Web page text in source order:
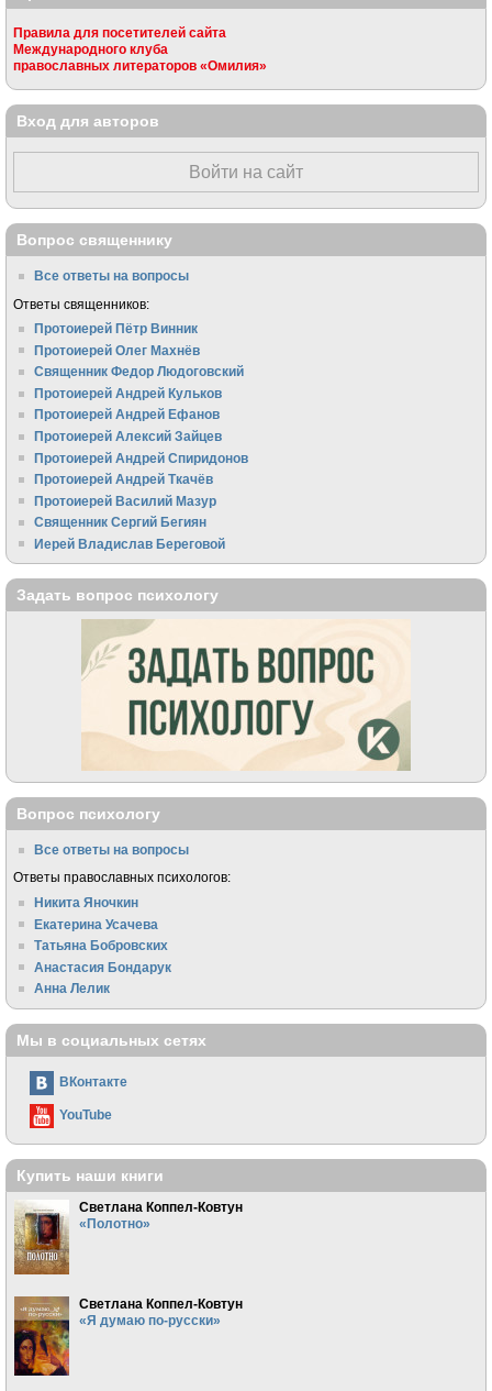
Правила для посетителей сайта
Международного клуба
православных литераторов «Омилия»
Вход для авторов
Войти на сайт
Вопрос священнику
Все ответы на вопросы
Ответы священников:
Протоиерей Пётр Винник
Протоиерей Олег Махнёв
Священник Федор Людоговский
Протоиерей Андрей Кульков
Протоиерей Андрей Ефанов
Протоиерей Алексий Зайцев
Протоиерей Андрей Спиридонов
Протоиерей Андрей Ткачёв
Протоиерей Василий Мазур
Священник Сергий Бегиян
Иерей Владислав Береговой
Задать вопрос психологу
Вопрос психологу
Все ответы на вопросы
Ответы православных психологов:
Никита Яночкин
Екатерина Усачева
Татьяна Бобровских
Анастасия Бондарук
Анна Лелик
Мы в социальных сетях
ВКонтакте
YouTube
Купить наши книги
Светлана Коппел-Ковтун
«Полотно»
Светлана Коппел-Ковтун
«Я думаю по-русски»